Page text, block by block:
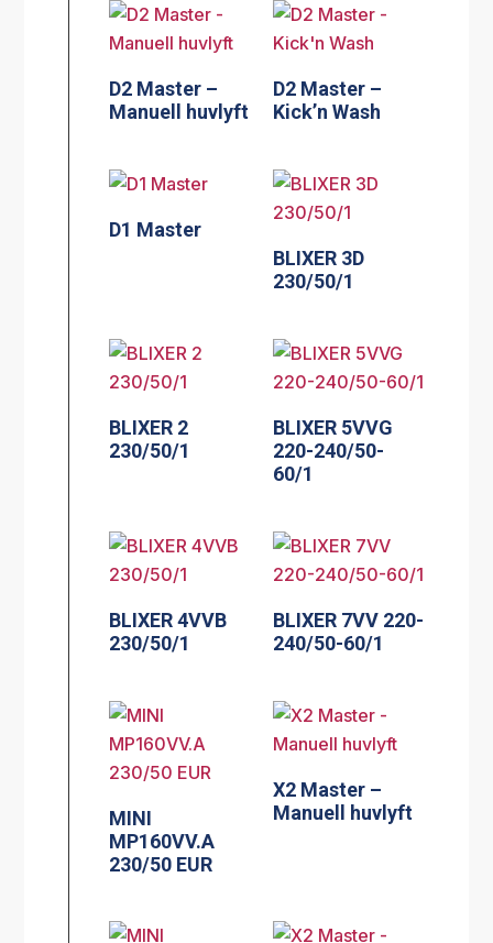
D2 Master –
Manuell huvlyft
D2 Master –
Kick’n Wash
D1 Master
BLIXER 3D
230/50/1
BLIXER 2
230/50/1
BLIXER 5VVG
220-240/50-
60/1
BLIXER 4VVB
230/50/1
BLIXER 7VV 220-
240/50-60/1
MINI
MP160VV.A
230/50 EUR
X2 Master –
Manuell huvlyft